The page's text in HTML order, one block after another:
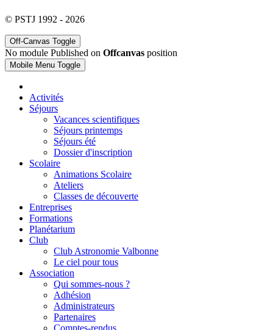
© PSTJ 1992 - 2026
Off-Canvas Toggle
No module Published on Offcanvas position
Mobile Menu Toggle
Activités
Séjours
Vacances scientifiques
Séjours printemps
Séjours été
Dossier d'inscription
Scolaire
Animations Scolaire
Ateliers
Classes de découverte
Entreprises
Formations
Planétarium
Club
Club Astronomie Valbonne
Le ciel pour tous
Association
Qui sommes-nous ?
Adhésion
Administrateurs
Partenaires
Comptes-rendus